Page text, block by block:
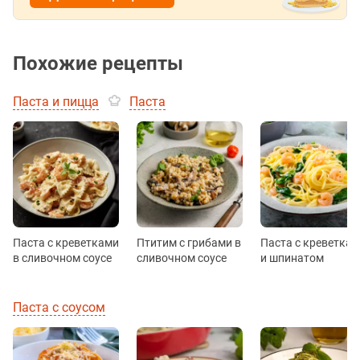
Похожие рецепты
Паста и пицца Паста
Паста с креветками
в сливочном соусе
Птитим с грибами в
сливочном соусе
Паста с
и шпинатом
Паста с соусом